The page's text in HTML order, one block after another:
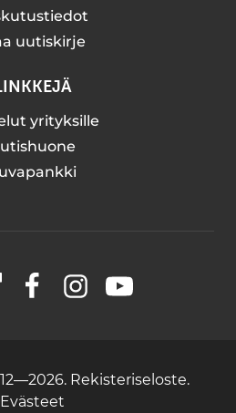
uutiskirje
yrityksille
FacebookInstagramYouTube
Rekisteriseloste.
Evästeet